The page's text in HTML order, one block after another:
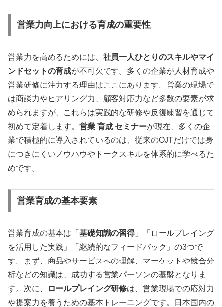
営業力向上における育成の重要性
営業力を高めるためには、 社員一人ひとりのスキルやマイ
ンドセットの育成が不可欠です。多くの企業が人材育成や
営業研修に注力する理由はここにあります。営業の現場で
は商談力やヒアリング力、顧客対応力など多数の要素が求
められますが、これらは実践的な研修や反復練習を通じて
初めて定着します。 営業 育成 セミナーが現在、多くの企
業で積極的に導入されているのは、従来のOJTだけでは身
につきにくいノウハウやトークスキルを体系的に学べるた
めです。
営業育成の基本要素
営業育成の基本は「 基礎知識の習得」「ロールプレイング
を活用した実践」「継続的なフィードバック」の3つで
す。まず、商品やサービスへの理解、マーケットや競合分
析などの知識は、成功する営業パーソンの基盤となりま
す。次に、
ロールプレイング研修は、営業現場での応対力
や提案力を養うための基本トレーニングです。日本国内の